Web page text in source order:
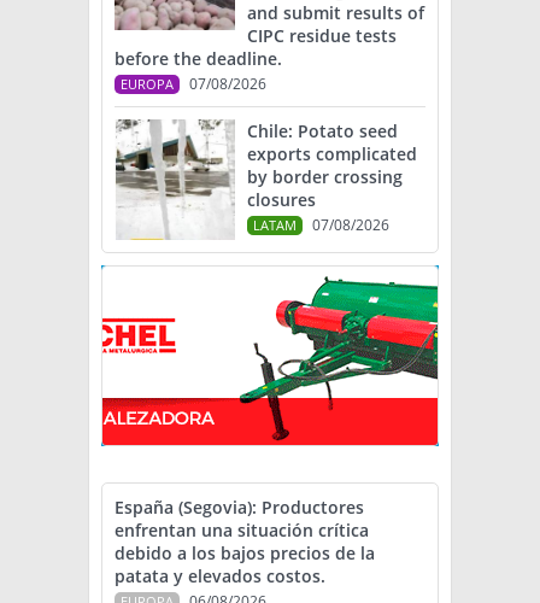
and submit results of
CIPC residue tests
before the deadline.
EUROPA 07/08/2026
Chile: Potato seed
exports complicated
by border crossing
closures
LATAM 07/08/2026
España (Segovia): Productores
enfrentan una situación crítica
debido a los bajos precios de la
patata y elevados costos.